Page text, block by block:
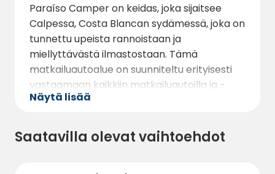
Paraíso Camper on keidas, joka sijaitsee
Calpessa, Costa Blancan sydämessä, joka on
tunnettu upeista rannoistaan ja
miellyttävästä ilmastostaan. Tämä
matkailuautoalue on suunniteltu erityisesti
vastaamaan kaikkiin matkailuautoilla ja -
vaunuilla matkustavien tarpeisiin, joten se on
mukavuuden ja seikkailun yhdistelmää.
Paraíso Camper tarjoaa runsaasti tilaa ja
Näytä lisää
Saatavilla olevat vaihtoehdot